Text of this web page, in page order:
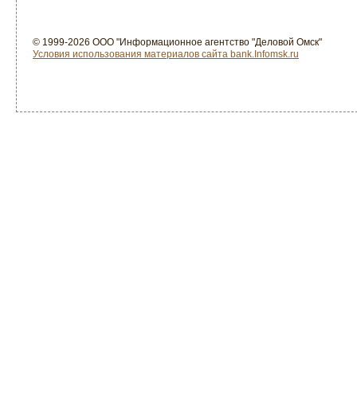
© 1999-2026 ООО "Информационное агентство "Деловой Омск"
Условия использования материалов сайта bank.Infomsk.ru